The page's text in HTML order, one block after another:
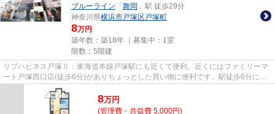
ブルーライン 「 舞岡 」駅 徒歩29分
神奈川県横浜市戸塚区 戸塚町
8万円
築年数：築18年 ｜募集中： 1室
階数：5階建
リブハピネス戸塚Ⅱ：東海道本線戸塚駅にも近くて便利。近くにはファミリーマ
ート戸塚西口店(徒歩6分)がありちょっとした買い物に便利です。駅徒歩6分に駅
が立地する物件なので、電車を...
8万円
(管理費・共益費 5,000円)